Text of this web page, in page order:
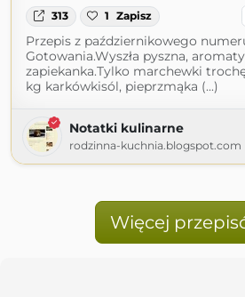
313 1 Zapisz
Przepis z październikowego
Gotowania.Wyszła pyszna,
zapiekanka.Tylko marchewki trochę
kg karkówkisól, pieprzmąka (...)
Notatki kulinarne
rodzinna-kuchnia.blogspot.com
Więcej